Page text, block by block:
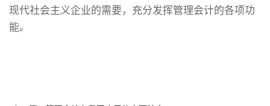
现代社会主义企业的需要，充分发挥管理会计的各项功
能。